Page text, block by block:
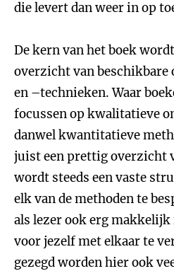
die levert dan weer in op
De kern van het boek
overzicht van beschikbare
en –technieken. Waar
focussen op kwalitatieve
danwel kwantitatieve
juist een prettig overzicht
wordt steeds een vaste
elk van de methoden te
als lezer ook erg makkelijk
voor jezelf met elkaar te
gezegd worden hier ook